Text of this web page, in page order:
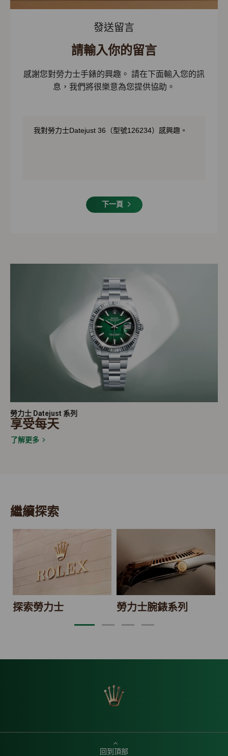
發送留言
請輸入你的留言
感謝您對勞力士手錶的興趣。 請在下面輸入您的訊
息，我們將很樂意為您提供協助。
下一頁
勞力士 Datejust 系列
享受每天
了解更多
繼續探索
探索勞力士 勞力士腕錶系列
回到頂部